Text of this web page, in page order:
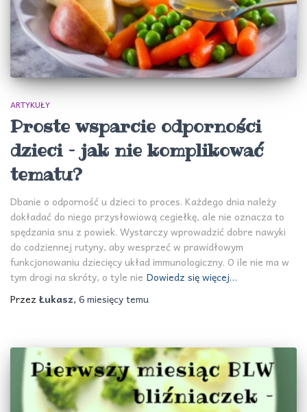
ARTYKUŁY
Proste wsparcie odporności
dzieci – jak nie komplikować
tematu?
Dbanie o odporność u dzieci to proces. Każdego dnia należy
dokładać do niego przysłowiową cegiełkę, ale nie oznacza to
spędzania snu z powiek. Wystarczy wprowadzić dobre nawyki
do codziennej rutyny, aby wesprzeć w prawidłowym
funkcjonowaniu dziecięcy układ immunologiczny. O ile nie ma w
tym drogi na skróty, o tyle nie Dowiedz się więcej…
Przez Łukasz, 6 miesięcytemu